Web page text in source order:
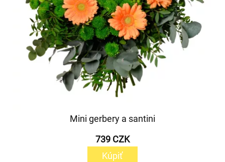
Mini gerbery a santini
739 CZK
Kúpiť